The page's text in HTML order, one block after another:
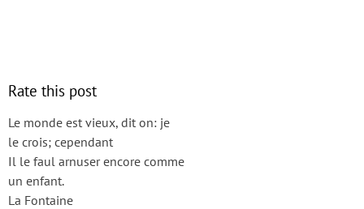
Rate this post
Le monde est vieux, dit on: je
le crois; cependant
Il le faul arnuser encore comme
un enfant.
La Fontaine